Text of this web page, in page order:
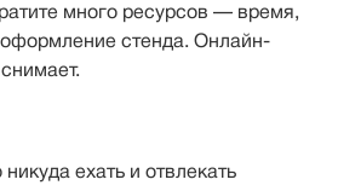
много ресурсов — время,
оформление стенда. Онлайн-
ехать и отвлекать